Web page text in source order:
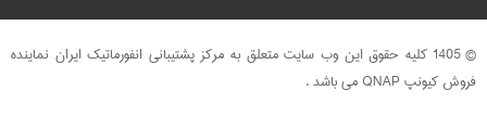
© 1405 کلیه حقوق این وب سایت متعلق به مرکز پشتیبانی انفورماتیک ایران نماینده
فروش کیونپ QNAP می باشد .